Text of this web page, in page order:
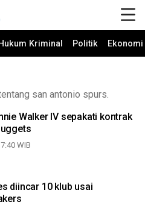
Hukum Kriminal Politik
san antonio spurs.
Walker IV sepakati kontrak
WIB
diincar 10 klub usai